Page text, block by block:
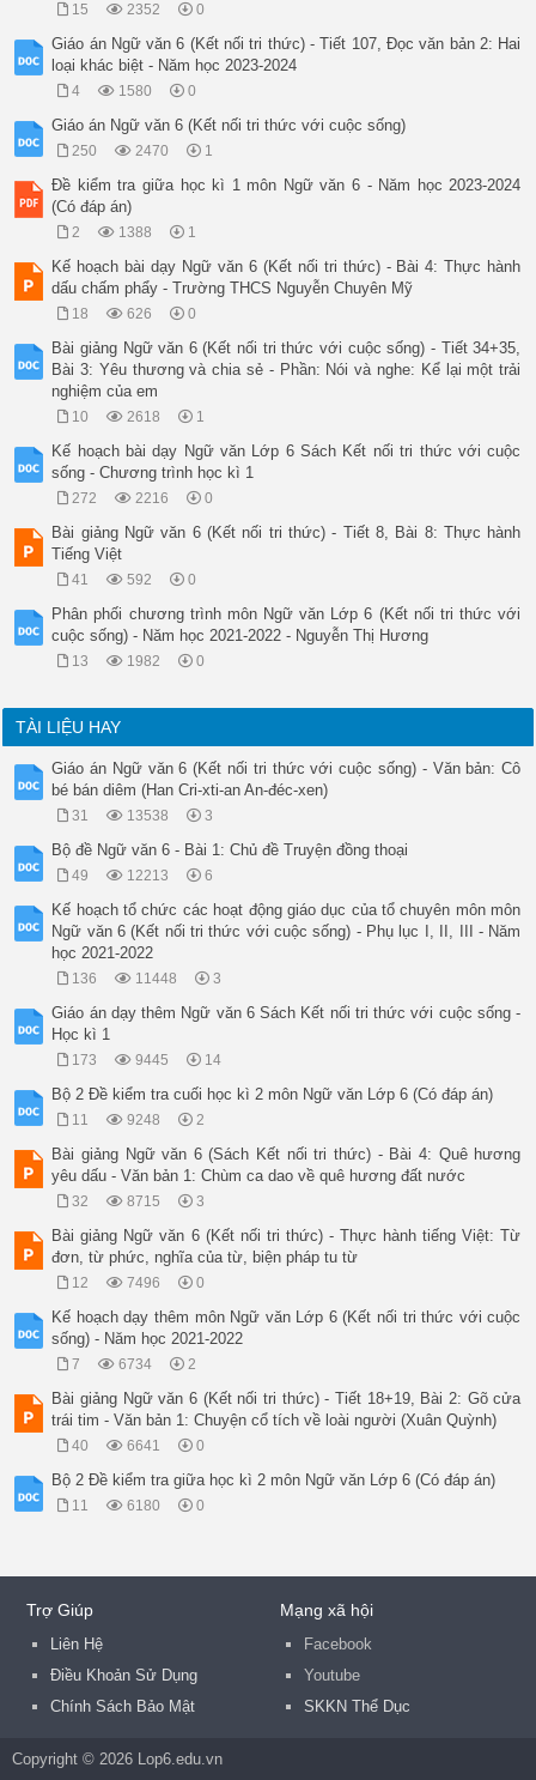
15 2352 0
Giáo án Ngữ văn 6 (Kết nối tri thức) - Tiết 107, Đọc văn bản 2: Hai
loại khác biệt - Năm học 2023-2024
4 1580 0
Giáo án Ngữ văn 6 (Kết nối tri thức với cuộc sống)
250 2470 1
Đề kiểm tra giữa học kì 1 môn Ngữ văn 6 - Năm học 2023-2024
(Có đáp án)
2 1388 1
Kế hoạch bài dạy Ngữ văn 6 (Kết nối tri thức) - Bài 4: Thực hành
dấu chấm phẩy - Trường THCS Nguyễn Chuyên Mỹ
18 626 0
Bài giảng Ngữ văn 6 (Kết nối tri thức với cuộc sống) - Tiết 34+35,
Bài 3: Yêu thương và chia sẻ - Phần: Nói và nghe: Kể lại một trải
nghiệm của em
10 2618 1
Kế hoạch bài dạy Ngữ văn Lớp 6 Sách Kết nối tri thức với cuộc
sống - Chương trình học kì 1
272 2216 0
Bài giảng Ngữ văn 6 (Kết nối tri thức) - Tiết 8, Bài 8: Thực hành
Tiếng Việt
41 592 0
Phân phối chương trình môn Ngữ văn Lớp 6 (Kết nối tri thức với
cuộc sống) - Năm học 2021-2022 - Nguyễn Thị Hương
13 1982 0
TÀI LIỆU HAY
Giáo án Ngữ văn 6 (Kết nối tri thức với cuộc sống) - Văn bản: Cô
bé bán diêm (Han Cri-xti-an An-đéc-xen)
31 13538 3
Bộ đề Ngữ văn 6 - Bài 1: Chủ đề Truyện đồng thoại
49 12213 6
Kế hoạch tổ chức các hoạt động giáo dục của tổ chuyên môn môn
Ngữ văn 6 (Kết nối tri thức với cuộc sống) - Phụ lục I, II, III - Năm
học 2021-2022
136 11448 3
Giáo án dạy thêm Ngữ văn 6 Sách Kết nối tri thức với cuộc sống -
Học kì 1
173 9445 14
Bộ 2 Đề kiểm tra cuối học kì 2 môn Ngữ văn Lớp 6 (Có đáp án)
11 9248 2
Bài giảng Ngữ văn 6 (Sách Kết nối tri thức) - Bài 4: Quê hương
yêu dấu - Văn bản 1: Chùm ca dao về quê hương đất nước
32 8715 3
Bài giảng Ngữ văn 6 (Kết nối tri thức) - Thực hành tiếng Việt: Từ
đơn, từ phức, nghĩa của từ, biện pháp tu từ
12 7496 0
Kế hoạch dạy thêm môn Ngữ văn Lớp 6 (Kết nối tri thức với cuộc
sống) - Năm học 2021-2022
7 6734 2
Bài giảng Ngữ văn 6 (Kết nối tri thức) - Tiết 18+19, Bài 2: Gõ cửa
trái tim - Văn bản 1: Chuyện cổ tích về loài người (Xuân Quỳnh)
40 6641 0
Bộ 2 Đề kiểm tra giữa học kì 2 môn Ngữ văn Lớp 6 (Có đáp án)
11 6180 0
Trợ Giúp
Liên Hệ
Điều Khoản Sử Dụng
Chính Sách Bảo Mật
Mạng xã hội
Facebook
Youtube
SKKN Thể Dục
Copyright © 2026 Lop6.edu.vn